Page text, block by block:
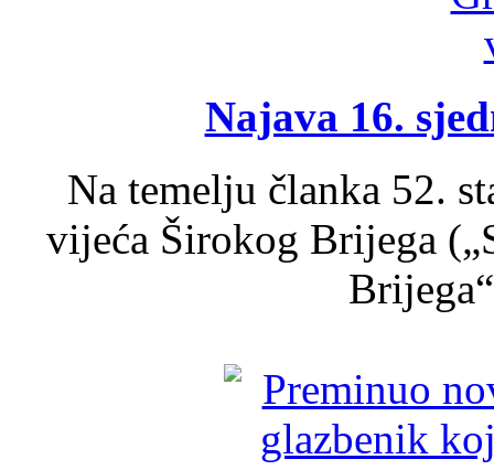
Najava 16.
Na temelju članka 52.
vijeća Širokog Brijega